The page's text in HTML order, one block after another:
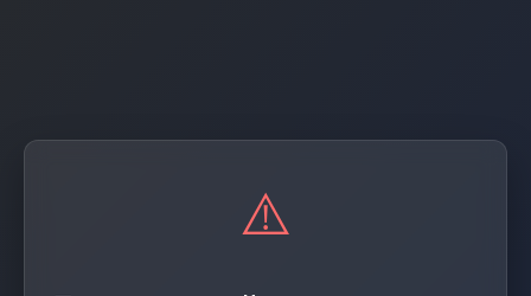
⚠️